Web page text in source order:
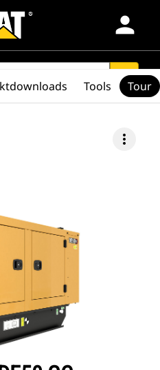
person
search
more_vert
Tools Tour